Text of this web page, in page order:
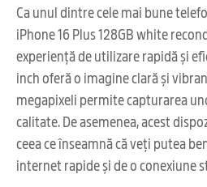
Ca unul dintre cele mai bune
iPhone 16 Plus 128GB white
experiență de utilizare rapidă și
inch oferă o imagine clară și
megapixeli permite capturarea
calitate. De asemenea, acest
ceea ce înseamnă că veți putea
internet rapide și de o conexiune